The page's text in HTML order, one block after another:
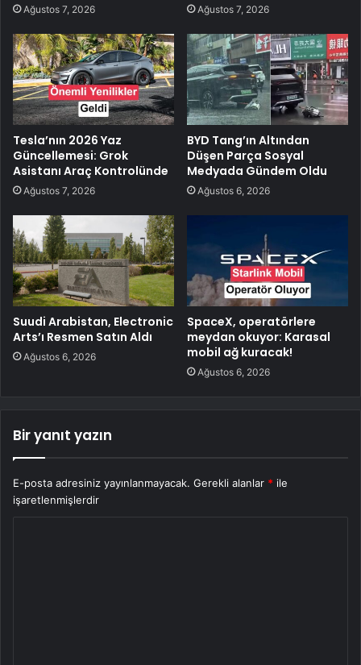
Ağustos 7, 2026 Ağustos 7, 2026
Tesla’nın 2026 Yaz
Güncellemesi: Grok
Asistanı Araç Kontrolünde
Ağustos 7, 2026
BYD Tang’ın Altından
Düşen Parça Sosyal
Medyada Gündem Oldu
Ağustos 6, 2026
Suudi Arabistan, Electronic
Arts’ı Resmen Satın Aldı
Ağustos 6, 2026
SpaceX, operatörlere
meydan okuyor: Karasal
mobil ağ kuracak!
Ağustos 6, 2026
Bir yanıt yazın
E-posta adresiniz yayınlanmayacak. Gerekli alanlar * ile
işaretlenmişlerdir